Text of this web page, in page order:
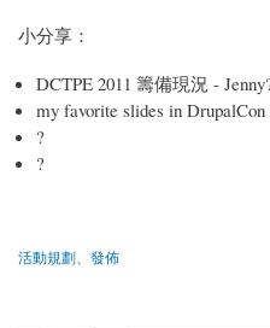
小分享：
DCTPE 2011 籌備現況 -
my favorite slides in
?
?
活動規劃、發佈